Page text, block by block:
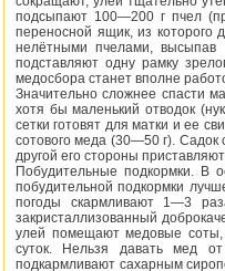
подсыпают 100—200 г пчел
переносной ящик, из
нелётными пчелами, высыпав
подставляют одну рамку
медосбора станет вполне
Значительно сложнее спасти
хотя бы маленький отводок
сетки готовят для матки и ее
сотового меда (30—50 г).
другой его стороны
Побудительные подкормки. В
побудительной подкормки
погоды скармливают 1—3
закристаллизованный
улей помещают медовые соты,
суток. Нельзя давать мед
подкармливают сахарным